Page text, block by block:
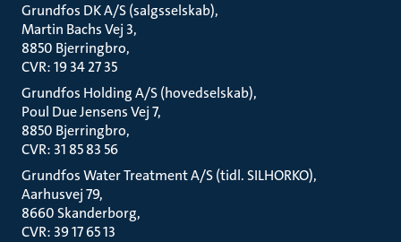
Grundfos DK A/S (salgsselskab)
Martin Bachs Vej 3
8850 Bjerringbro
CVR: 19 34 27 35
Grundfos Holding A/S (hovedselskab)
Poul Due Jensens Vej 7
8850 Bjerringbro
CVR: 31 85 83 56
Grundfos Water Treatment A/S (tidl. SILHORKO)
Aarhusvej 79
8660 Skanderborg
CVR: 39 17 65 13